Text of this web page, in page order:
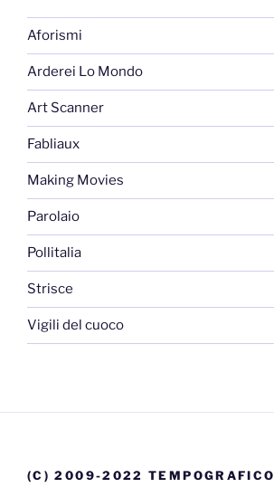
Aforismi
Arderei Lo Mondo
Art Scanner
Fabliaux
Making Movies
Parolaio
Pollitalia
Strisce
Vigili del cuoco
(C) 2009-2022 TEMPOGRAFICO